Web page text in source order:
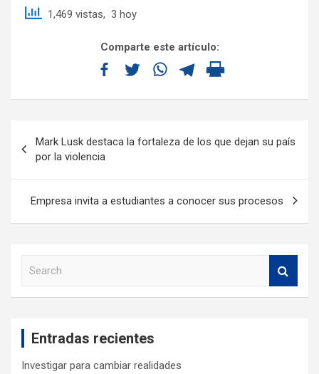
1,469 vistas, 3 hoy
Comparte este artículo:
Mark Lusk destaca la fortaleza de los que dejan su país
por la violencia
Empresa invita a estudiantes a conocer sus procesos
Entradas recientes
Investigar para cambiar realidades